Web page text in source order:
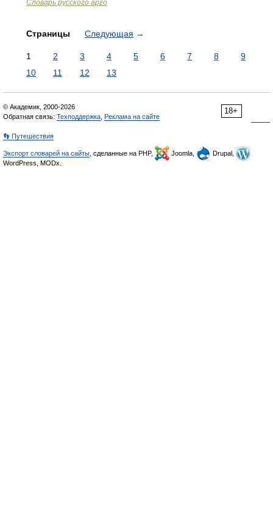
Словарь русского арго
Страницы Следующая →
1 2 3 4 5 6 7 8
9
10
11 12 13
18+
© Академик, 2000-2026
Обратная связь: Техподдержка Реклама на сайте
👣 Путешествия
Экспорт словарей на сайты , сделанные на PHP, Joomla,
Drupal,
WordPress, MODx.